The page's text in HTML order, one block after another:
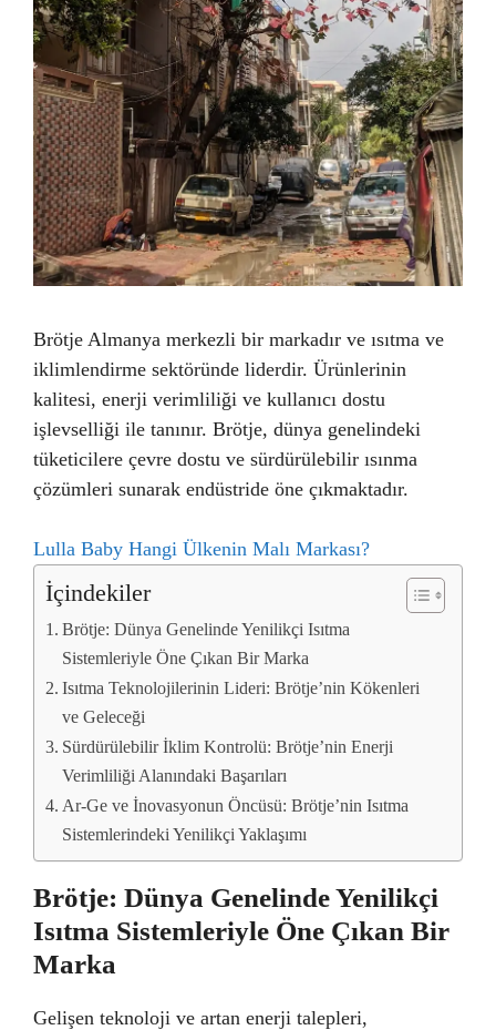
Brötje Almanya merkezli bir markadır ve ısıtma ve
iklimlendirme sektöründe liderdir. Ürünlerinin
kalitesi, enerji verimliliği ve kullanıcı dostu
işlevselliği ile tanınır. Brötje, dünya genelindeki
tüketicilere çevre dostu ve sürdürülebilir ısınma
çözümleri sunarak endüstride öne çıkmaktadır.
Lulla Baby Hangi Ülkenin Malı Markası?
İçindekiler
Brötje: Dünya Genelinde Yenilikçi Isıtma
Sistemleriyle Öne Çıkan Bir Marka
Isıtma Teknolojilerinin Lideri: Brötje’nin Kökenleri
ve Geleceği
Sürdürülebilir İklim Kontrolü: Brötje’nin Enerji
Verimliliği Alanındaki Başarıları
Ar-Ge ve İnovasyonun Öncüsü: Brötje’nin Isıtma
Sistemlerindeki Yenilikçi Yaklaşımı
Brötje: Dünya Genelinde Yenilikçi
Isıtma Sistemleriyle Öne Çıkan Bir
Marka
Gelişen teknoloji ve artan enerji talepleri,